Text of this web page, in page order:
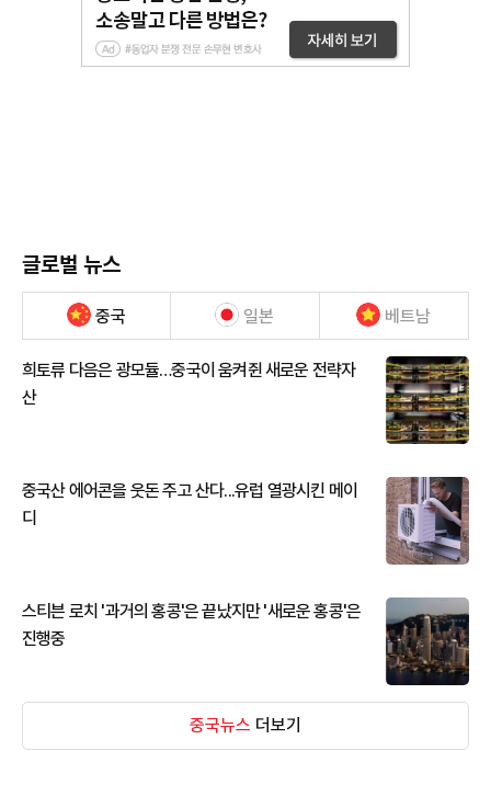
글로벌 뉴스
중국 일본 베트남
희토류 다음은 광모듈…중국이 움켜쥔 새로운 전략자
산
중국산 에어콘을 웃돈 주고 산다...유럽 열광시킨 메이
디
스티븐 로치 '과거의 홍콩'은 끝났지만 '새로운 홍콩'은
진행중
중국뉴스 더보기